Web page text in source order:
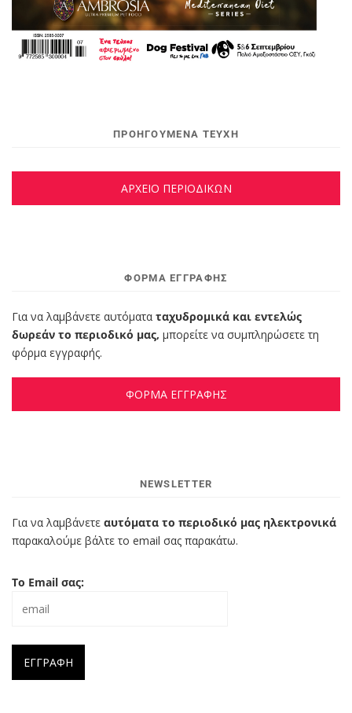
ΠΡΟΗΓΟΥΜΕΝΑ ΤΕΥΧΗ
ΑΡΧΕΙΟ ΠΕΡΙΟΔΙΚΩΝ
ΦΌΡΜΑ ΕΓΓΡΑΦΉΣ
Για να λαμβάνετε αυτόματα ταχυδρομικά και εντελώς
δωρεάν το περιοδικό μας, μπορείτε να συμπληρώσετε τη
φόρμα εγγραφής.
ΦΟΡΜΑ ΕΓΓΡΑΦΗΣ
NEWSLETTER
Για να λαμβάνετε αυτόματα το περιοδικό μας ηλεκτρονικά
παρακαλούμε βάλτε το email σας παρακάτω.
Το Email σας: